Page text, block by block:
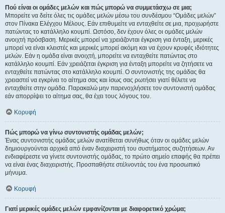
Πού είναι οι ομάδες μελών και πώς μπορώ να συμμετάσχω σε μια;
Μπορείτε να δείτε όλες τις ομάδες μελών μέσω του συνδέσμου “Ομάδες μελών”
στον Πίνακα Ελέγχου Μέλους. Εάν επιθυμείτε να ενταχθείτε σε μια, προχωρήστε
πατώντας το κατάλληλο κουμπί. Ωστόσο, δεν έχουν όλες οι ομάδες μελών
ανοιχτή πρόσβαση. Μερικές μπορεί να χρειάζονται έγκριση για ένταξη, μερικές
μπορεί να είναι κλειστές και μερικές μπορεί ακόμη και να έχουν κρυφές ιδιότητες
μελών. Εάν η ομάδα είναι ανοιχτή, μπορείτε να ενταχθείτε πατώντας στο
κατάλληλο κουμπί. Εάν χρειάζεται έγκριση για ένταξη μπορείτε να ζητήσετε να
ενταχθείτε πατώντας στο κατάλληλο κουμπί. Ο συντονιστής της ομάδας θα
χρειαστεί να εγκρίνει το αίτημα σας και ίσως σας ρωτήσει γιατί θέλετε να
ενταχθείτε στην ομάδα. Παρακαλώ μην παρενοχλήσετε τον συντονιστή ομάδας
εάν απορρίψει το αίτημα σας, θα έχει τους λόγους του.
Κορυφή
Πώς μπορώ να γίνω συντονιστής ομάδας μελών;
Ένας συντονιστής ομάδας μελών ανατίθεται συνήθως όταν οι ομάδες μελών
δημιουργούνται αρχικά από έναν διαχειριστή του συστήματος συζητήσεων. Αν
ενδιαφέρεστε να γίνετε συντονιστής ομάδας, το πρώτο σημείο επαφής θα πρέπει
να είναι ένας διαχειριστής. Προσπαθήστε στέλνοντάς του ένα προσωπικό
μήνυμα.
Κορυφή
Γιατί μερικές ομάδες μελών εμφανίζονται με διαφορετικό χρώμα;